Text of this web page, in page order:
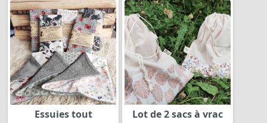
Essuies tout Lot de 2 sacs à vrac